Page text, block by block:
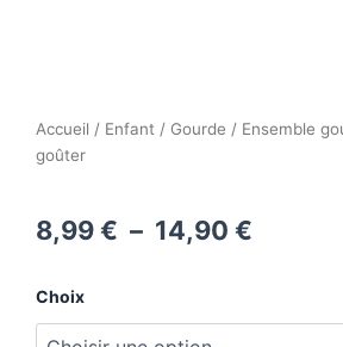
Accueil / Enfant / Gourde / Ensemble
goûter
8,99€ – 14,90 €
Choix
quantité
Ensemble